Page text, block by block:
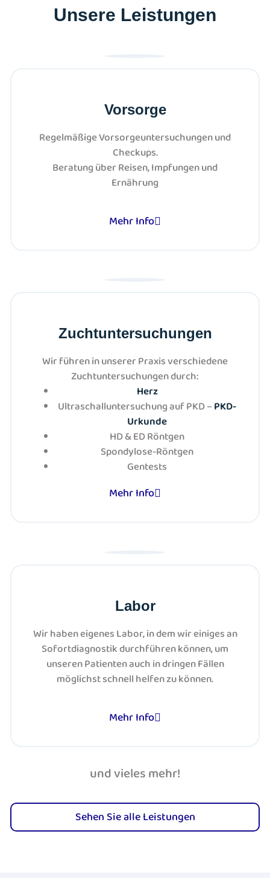
Unsere Leistungen
Vorsorge
Regelmäßige Vorsorgeuntersuchungen und
Checkups.
Beratung über Reisen, Impfungen und
Ernährung
Mehr Info
Zuchtuntersuchungen
Wir führen in unserer Praxis verschiedene
Zuchtuntersuchungen durch:
Herz
Ultraschalluntersuchung auf PKD –PKD-
Urkunde
HD & ED Röntgen
Spondylose-Röntgen
Gentests
Mehr Info
Labor
Wir haben eigenes Labor, in dem wir einiges an
Sofortdiagnostik durchführen können, um
unseren Patienten auch in dringen Fällen
möglichst schnell helfen zu können.
Mehr Info
und vieles mehr!
Sehen Sie alle Leistungen